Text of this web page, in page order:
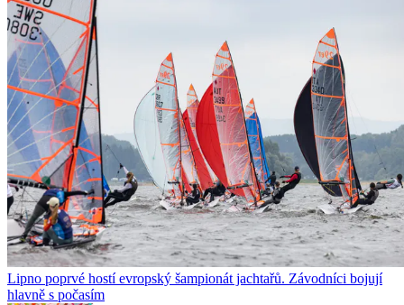
Lipno poprvé hostí evropský šampionát jachtařů. Závodníci bojují
hlavně s počasím